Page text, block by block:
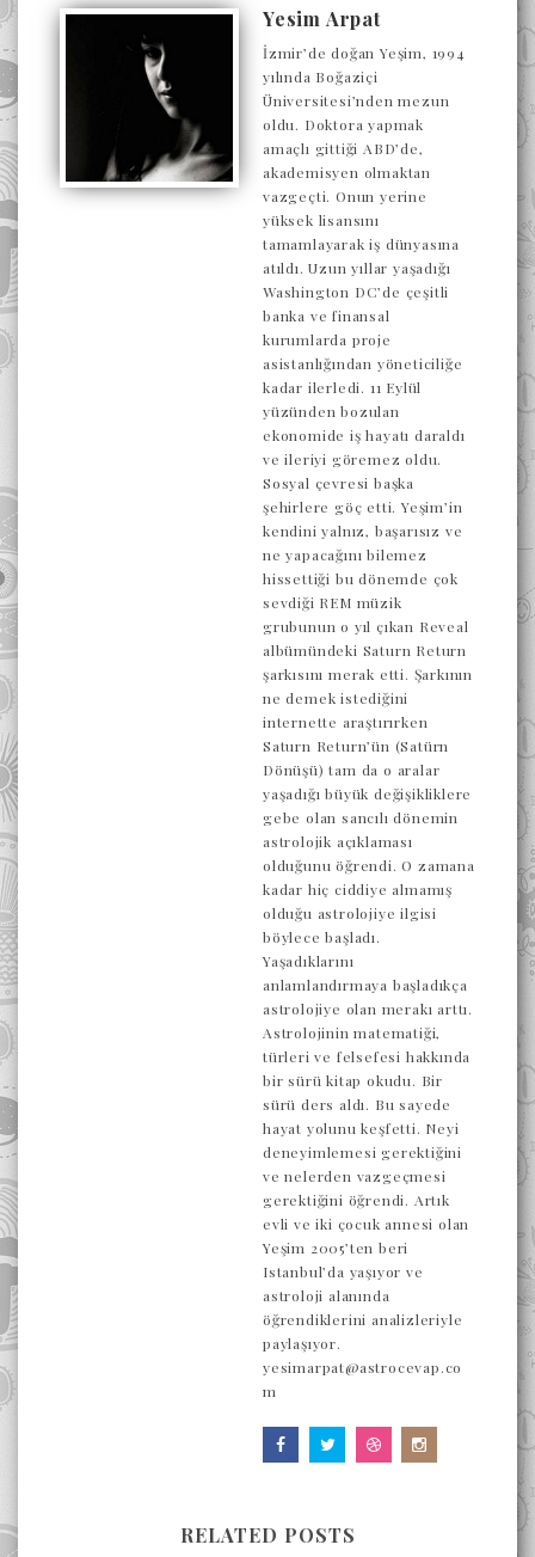
Yesim Arpat
İzmir’de doğan Yeşim, 1994
yılında Boğaziçi
Üniversitesi’nden mezun
oldu. Doktora yapmak
amaçlı gittiği ABD’de,
akademisyen olmaktan
vazgeçti. Onun yerine
yüksek lisansını
tamamlayarak iş dünyasına
atıldı. Uzun yıllar yaşadığı
Washington DC’de çeşitli
banka ve finansal
kurumlarda proje
asistanlığından yöneticiliğe
kadar ilerledi. 11 Eylül
yüzünden bozulan
ekonomide iş hayatı daraldı
ve ileriyi göremez oldu.
Sosyal çevresi başka
şehirlere göç etti. Yeşim’in
kendini yalnız, başarısız ve
ne yapacağını bilemez
hissettiği bu dönemde çok
sevdiği REM müzik
grubunun o yıl çıkan Reveal
albümündeki Saturn Return
şarkısını merak etti. Şarkının
ne demek istediğini
internette araştırırken
Saturn Return’ün (Satürn
Dönüşü) tam da o aralar
yaşadığı büyük değişikliklere
gebe olan sancılı dönemin
astrolojik açıklaması
olduğunu öğrendi. O zamana
kadar hiç ciddiye almamış
olduğu astrolojiye ilgisi
böylece başladı.
Yaşadıklarını
anlamlandırmaya başladıkça
astrolojiye olan merakı arttı.
Astrolojinin matematiği,
türleri ve felsefesi hakkında
bir sürü kitap okudu. Bir
sürü ders aldı. Bu sayede
hayat yolunu keşfetti. Neyi
deneyimlemesi gerektiğini
ve nelerden vazgeçmesi
gerektiğini öğrendi. Artık
evli ve iki çocuk annesi olan
Yeşim 2005’ten beri
Istanbul’da yaşıyor ve
astroloji alanında
öğrendiklerini analizleriyle
paylaşıyor.
yesimarpat@astrocevap.co
m
RELATED POSTS